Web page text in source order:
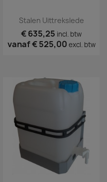
Stalen Uittrekslede
€ 635,25 incl. btw
vanaf€ 525,00 excl. btw